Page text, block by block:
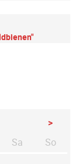
>
Sa mstagSo